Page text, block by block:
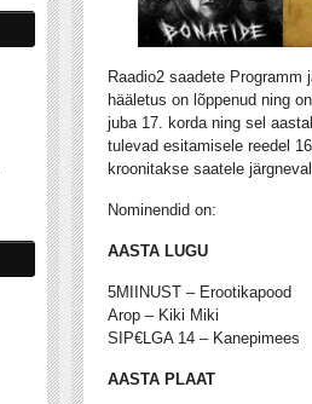
Raadio2 saadete
hääletus on lõppenud ning
juba 17. korda ning sel
tulevad esitamisele reedel
kroonitakse saatele
Nominendid on:
AASTA LUGU
5MIINUST – Erootikapood
Arop – Kiki Miki
SIP€LGA 14 – Kanepimees
AASTA PLAAT